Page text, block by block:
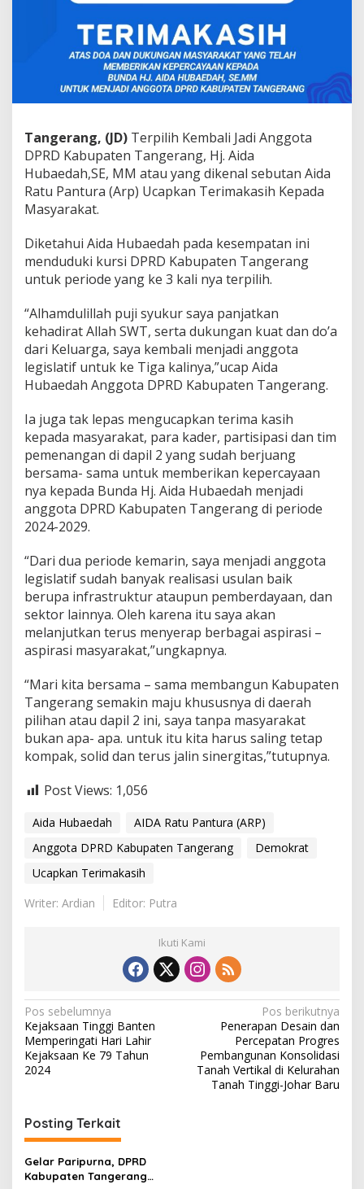
p
a
d
M
a
y
a
r
a
k
a
,
A
t
a
K
e
p
e
r
c
a
a
n
y
a
n
g
b
e
i
k
a
n
M
n
j
a
d
i
A
g
o
a
D
P
Tangerang, (JD) Terpilih Kembali Jadi Anggota
DPRD Kabupaten Tangerang, Hj. Aida
Hubaedah,SE, MM atau yang dikenal sebutan Aida
Ratu Pantura (Arp) Ucapkan Terimakasih Kepada
Masyarakat.
Diketahui Aida Hubaedah pada kesempatan ini
menduduki kursi DPRD Kabupaten Tangerang
untuk periode yang ke 3 kali nya terpilih.
“Alhamdulillah puji syukur saya panjatkan
kehadirat Allah SWT, serta dukungan kuat dan do’a
dari Keluarga, saya kembali menjadi anggota
legislatif untuk ke Tiga kalinya,”ucap Aida
Hubaedah Anggota DPRD Kabupaten Tangerang.
Ia juga tak lepas mengucapkan terima kasih
kepada masyarakat, para kader, partisipasi dan tim
pemenangan di dapil 2 yang sudah berjuang
bersama- sama untuk memberikan kepercayaan
nya kepada Bunda Hj. Aida Hubaedah menjadi
anggota DPRD Kabupaten Tangerang di periode
2024-2029.
“Dari dua periode kemarin, saya menjadi anggota
legislatif sudah banyak realisasi usulan baik
berupa infrastruktur ataupun pemberdayaan, dan
sektor lainnya. Oleh karena itu saya akan
melanjutkan terus menyerap berbagai aspirasi –
aspirasi masyarakat,”ungkapnya.
“Mari kita bersama – sama membangun Kabupaten
Tangerang semakin maju khususnya di daerah
pilihan atau dapil 2 ini, saya tanpa masyarakat
bukan apa- apa. untuk itu kita harus saling tetap
kompak, solid dan terus jalin sinergitas,”tutupnya.
Post Views: 1,056
Aida Hubaedah
AIDA Ratu Pantura (ARP)
Anggota DPRD Kabupaten Tangerang
Demokrat
Ucapkan Terimakasih
Writer: Ardian
Editor: Putra
Ikuti Kami
N
a
v
i
a
s
i
Pos sebelumnya
Kejaksaan Tinggi Banten
Memperingati Hari Lahir
Kejaksaan Ke 79 Tahun
2024
Pos berikutnya
Penerapan Desain dan
Percepatan Progres
Pembangunan Konsolidasi
Tanah Vertikal di Kelurahan
Tanah Tinggi-Johar Baru
Posting Terkait
Gelar Paripurna, DPRD
Kabupaten Tangerang